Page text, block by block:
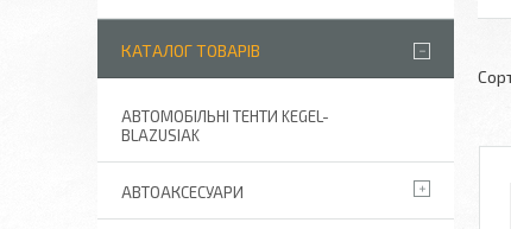
КАТАЛОГ ТОВАРІВ
АВТОМОБІЛЬНІ ТЕНТИ KEGEL-
BLAZUSIAK
АВТОАКСЕСУАРИ